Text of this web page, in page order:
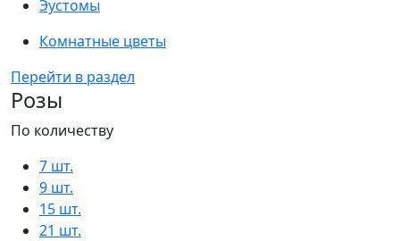
Эустомы
Комнатные цветы
Перейти в раздел
Розы
По количеству
7 шт.
9 шт.
15 шт.
21 шт.